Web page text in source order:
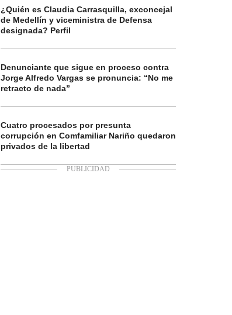
¿Quién es Claudia Carrasquilla, exconcejal
de Medellín y viceministra de Defensa
designada? Perfil
Denunciante que sigue en proceso contra
Jorge Alfredo Vargas se pronuncia: “No me
retracto de nada”
Cuatro procesados por presunta
corrupción en Comfamiliar Nariño quedaron
privados de la libertad